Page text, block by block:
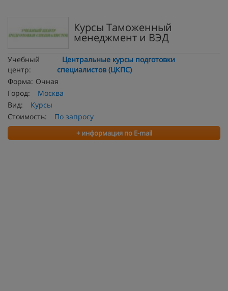
Курсы Таможенный
менеджмент и ВЭД
Учебный
центр:
Центральные курсы подготовки
специалистов (ЦКПС)
Форма: Очная
Город:
Москва
Вид:
Курсы
Стоимость:
По запросу
+ информация по E-mail